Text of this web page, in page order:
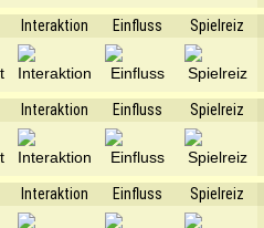
Interaktion Einfluss Spielreiz
Interaktion Einfluss Spielreiz
Interaktion Einfluss Spielreiz